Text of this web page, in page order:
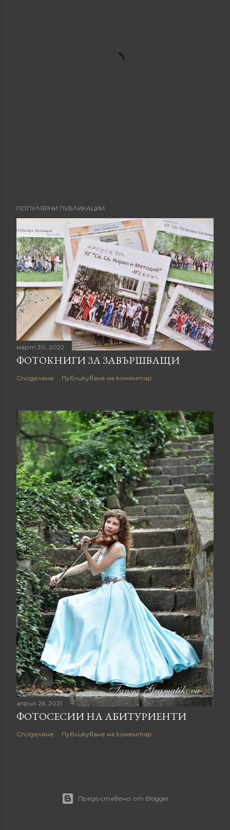
ПОПУЛЯРНИ ПУБЛИКАЦИИ
март 30, 2022
ФОТОКНИГИ ЗА ЗАВЪРШВАЩИ
Споделяне Публикуване на коментар
април 26, 2021
ФОТОСЕСИИ НА АБИТУРИЕНТИ
Споделяне Публикуване на коментар
Предоставено от Blogger